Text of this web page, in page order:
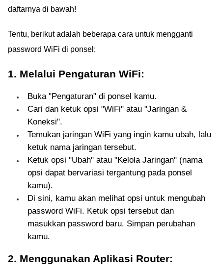
daftarnya di bawah!
Tentu, berikut adalah beberapa cara untuk mengganti
password WiFi di ponsel:
1. Melalui Pengaturan WiFi:
Buka "Pengaturan" di ponsel kamu.
Cari dan ketuk opsi "WiFi" atau "Jaringan &
Koneksi".
Temukan jaringan WiFi yang ingin kamu ubah, lalu
ketuk nama jaringan tersebut.
Ketuk opsi "Ubah" atau "Kelola Jaringan" (nama
opsi dapat bervariasi tergantung pada ponsel
kamu).
Di sini, kamu akan melihat opsi untuk mengubah
password WiFi. Ketuk opsi tersebut dan
masukkan password baru. Simpan perubahan
kamu.
2. Menggunakan Aplikasi Router: